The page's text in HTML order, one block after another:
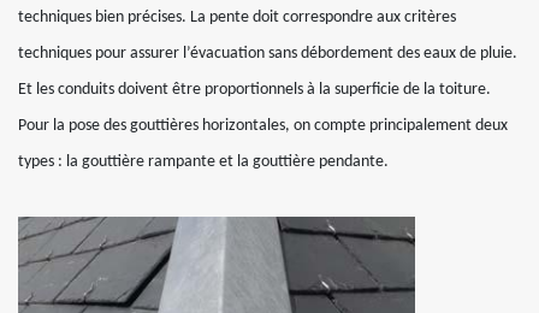
techniques bien précises. La pente doit correspondre aux critères
techniques pour assurer l’évacuation sans débordement des eaux de pluie.
Et les conduits doivent être proportionnels à la superficie de la toiture.
Pour la pose des gouttières horizontales, on compte principalement deux
types : la gouttière rampante et la gouttière pendante.